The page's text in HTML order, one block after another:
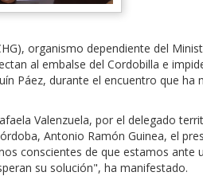
organismo dependiente del
al embalse del Cordobilla e
Páez, durante el encuentro que
Valenzuela, por el delegado
Antonio Ramón Guinea, el
conscientes de que estamos
su solución", ha manifestado.